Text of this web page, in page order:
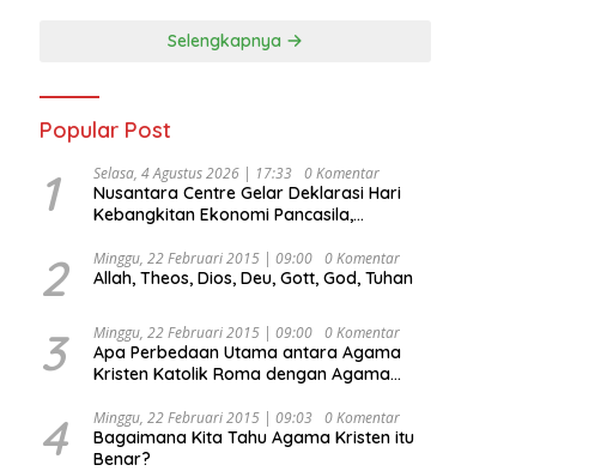
Selengkapnya
Popular Post
1 Selasa, 4 Agustus 2026 | 17:33 0 Komentar
Nusantara Centre Gelar Deklarasi Hari
Kebangkitan Ekonomi Pancasila,
Djojohadikusumo Anti Penjajahan
(Pergolakan Ekonomi Politik Indonesia) &
Undang Perekonomian Nasional dan
Kesejahteraan Sosial dalam Menata
Bangsa Menuju Indonesia Emas 2045”,
2 Minggu, 22 Februari 2015 | 09:00 0 Komentar
Allah, Theos, Dios, Deu, Gott, God, Tuhan
3 Minggu, 22 Februari 2015 | 09:00 0 Komentar
Apa Perbedaan Utama antara Agama
Kristen Katolik Roma dengan Agama
4 Minggu, 22 Februari 2015 | 09:03 0 Komentar
Bagaimana Kita Tahu Agama Kristen itu
Benar?